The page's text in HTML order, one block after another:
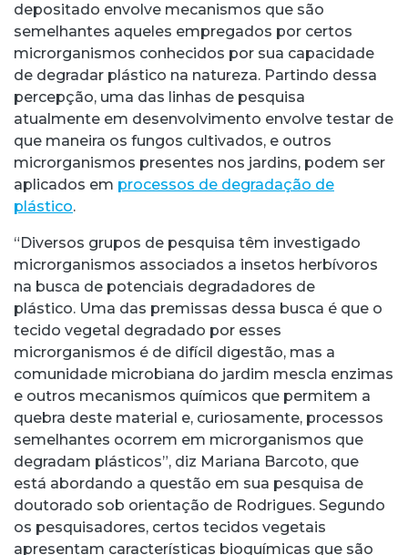
depositado envolve mecanismos que são
semelhantes aqueles empregados por certos
microrganismos conhecidos por sua capacidade
de degradar plástico na natureza. Partindo dessa
percepção, uma das linhas de pesquisa
atualmente em desenvolvimento envolve testar de
que maneira os fungos cultivados, e outros
microrganismos presentes nos jardins, podem ser
aplicados em processos de degradação de
plástico.
“Diversos grupos de pesquisa têm investigado
microrganismos associados a insetos herbívoros
na busca de potenciais degradadores de
plástico. Uma das premissas dessa busca é que o
tecido vegetal degradado por esses
microrganismos é de difícil digestão, mas a
comunidade microbiana do jardim mescla enzimas
e outros mecanismos químicos que permitem a
quebra deste material e, curiosamente, processos
semelhantes ocorrem em microrganismos que
degradam plásticos”, diz Mariana Barcoto, que
está abordando a questão em sua pesquisa de
doutorado sob orientação de Rodrigues. Segundo
os pesquisadores, certos tecidos vegetais
apresentam características bioquímicas que são